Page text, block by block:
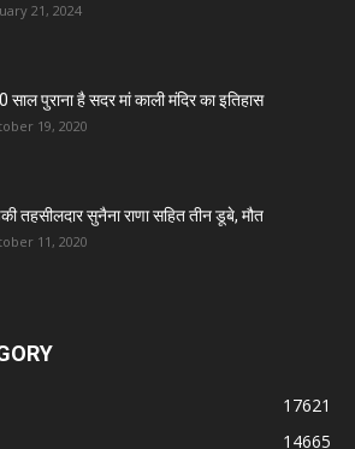
21, 2024
साल पुराना है सदर मां काली मंदिर का इतिहास
19, 2020
तहसीलदार सुनैना राणा सहित तीन डूबे, मौत
11, 2020
17621
14665